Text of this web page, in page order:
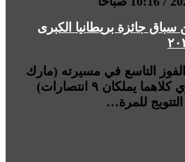
جائزة بريطانيا الكبرى
التاسع في مسيرته (مارك
ويبر أوسكار پياستري كلاهما يملكان ٩ انتصارات)
للمرة…